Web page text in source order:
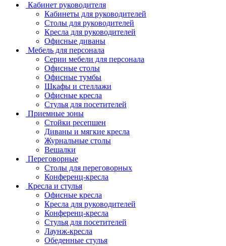
Кабинет руководителя
Кабинеты для руководителей
Столы для руководителей
Кресла для руководителей
Офисные диваны
Мебель для персонала
Серии мебели для персонала
Офисные столы
Офисные тумбы
Шкафы и стеллажи
Офисные кресла
Стулья для посетителей
Приемные зоны
Стойки ресепшен
Диваны и мягкие кресла
Журнальные столы
Вешалки
Переговорные
Столы для переговорных
Конференц-кресла
Кресла и стулья
Офисные кресла
Кресла для руководителей
Конференц-кресла
Стулья для посетителей
Лаунж-кресла
Обеденные стулья